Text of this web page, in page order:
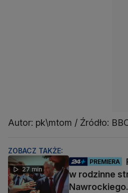
Autor: pk\mtom / Źródło:
ZOBACZ TAKŻE:
27 min
PREMIERA
w rodzinne